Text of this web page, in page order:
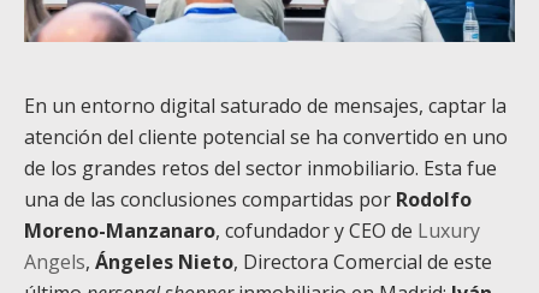
En un entorno digital saturado de mensajes, captar la
atención del cliente potencial se ha convertido en uno
de los grandes retos del sector inmobiliario. Esta fue
una de las conclusiones compartidas por Rodolfo
Moreno-Manzanaro, cofundador y CEO de Luxury
Angels, Ángeles Nieto, Directora Comercial de este